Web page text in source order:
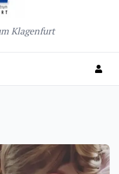
Klagenfurt